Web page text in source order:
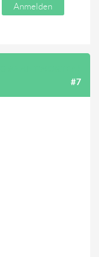
Anmelden
#7